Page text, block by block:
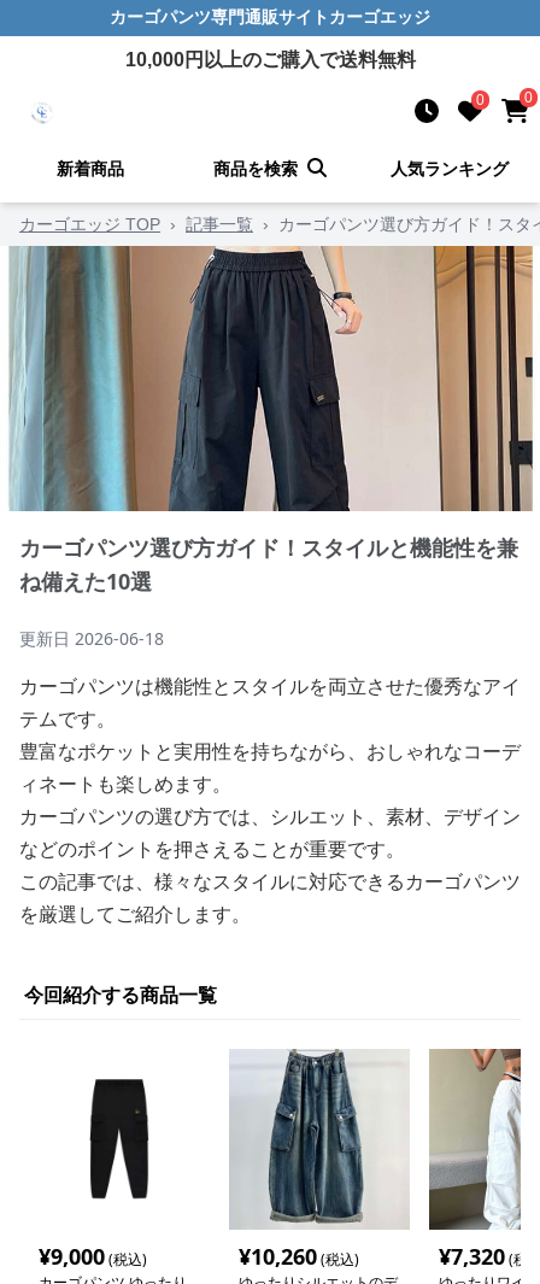
カーゴパンツ専門通販サイト カーゴエッジ
10,000円以上のご購入で送料無料
0 0
新着商品 商品を検索 人気ランキング
カーゴエッジ TOP › 記事一覧 › カーゴパンツ選び方ガイド！ス
カーゴパンツ選び方ガイド！スタイルと機能性を兼
ね備えた10選
更新日 2026-06-18
カーゴパンツは機能性とスタイルを両立させた優秀なアイ
テムです。
豊富なポケットと実用性を持ちながら、おしゃれなコーデ
ィネートも楽しめます。
カーゴパンツの選び方では、シルエット、素材、デザイン
などのポイントを押さえることが重要です。
この記事では、様々なスタイルに対応できるカーゴパンツ
を厳選してご紹介します。
今回紹介する商品一覧
¥9,000(税込)
¥10,260(税込)
¥7,320(税